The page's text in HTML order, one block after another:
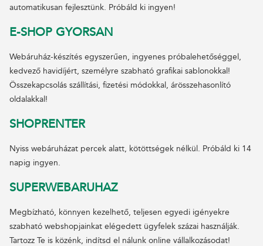
automatikusan fejlesztünk. Próbáld ki ingyen!
E-SHOP GYORSAN
Webáruház-készítés egyszerűen, ingyenes próbalehetőséggel,
kedvező havidíjért, személyre szabható grafikai sablonokkal!
Összekapcsolás szállítási, fizetési módokkal, árösszehasonlító
oldalakkal!
SHOPRENTER
Nyiss webáruházat percek alatt, kötöttségek nélkül. Próbáld ki 14
napig ingyen.
SUPERWEBARUHAZ
Megbízható, könnyen kezelhető, teljesen egyedi igényekre
szabható webshopjainkat elégedett ügyfelek százai használják.
Tartozz Te is közénk, indítsd el nálunk online vállalkozásodat!